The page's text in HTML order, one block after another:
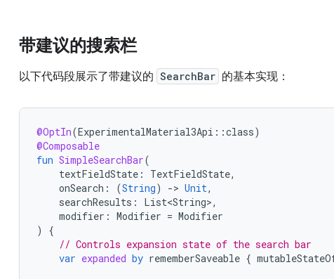
带建议的搜索栏
以下代码段展示了带建议的 SearchBar 的基本实现：
@OptIn(ExperimentalMaterial3Api ::class)
@Composable
fun SimpleSearchBar(
textFieldState : TextFieldState,
onSearch : (String) -> Unit,
searchResults : List<String>,
modifier : Modifier = Modifier
)
{
// Controls expansion state of the search bar
var expanded by rememberSaveable {